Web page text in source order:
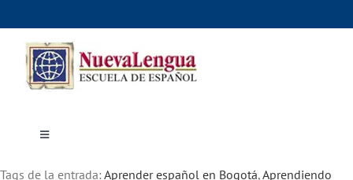
to
content
Toggle
Cursos
Tags de la entrada: Aprender español en Bogotá,Aprendiendo